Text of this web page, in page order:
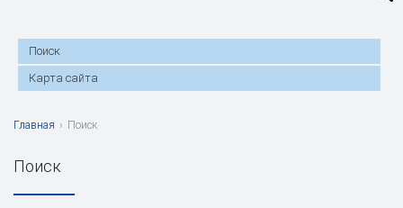
Поиск
Карта сайта
Главная › Поиск
Поиск